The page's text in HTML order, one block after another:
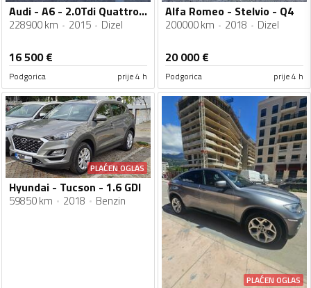
Audi - A6 - 2.0Tdi Quattro Ultra
228900 km 2015 Dizel
16 500€
Podgorica prije 4 h
Alfa Romeo - Stelvio - Q4
200000 km 2018 Dizel
20 000€
Podgorica prije 4 h
PLAĆEN OGLAS
Hyundai - Tucson - 1.6 GDI
59850 km 2018 Benzin
PLAĆEN OGLAS